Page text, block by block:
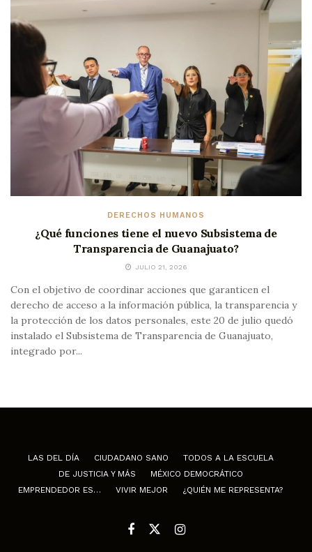
DERECHOS HUMANOS
¿Qué funciones tiene el nuevo Subsistema de
Transparencia de Guanajuato?
JULIO 21, 2026
Con el objetivo de coordinar acciones que garanticen el
derecho de acceso a la información pública, la transparencia y
la protección de los datos personales, este 20 de julio quedó
instalado el Subsistema de Transparencia de Guanajuato,
integrado por...
LAS DEL DÍA CIUDADANO SANO
TODOS A LA ESCUELA
DE JUSTICIA Y MÁS
MÉXICO DEMOCRÁTICO
EMPRENDEDOR ES…
VIVIR MEJOR ¿QUIÉN ME REPRESENTA?